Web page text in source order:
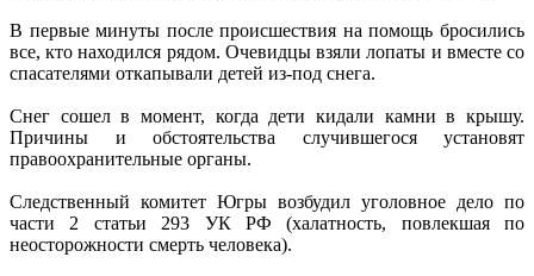
В первые минуты после происшествия на помощь бросились
все, кто находился рядом. Очевидцы взяли лопаты и вместе со
спасателями откапывали детей из-под снега.
Снег сошел в момент, когда дети кидали камни в крышу.
Причины и обстоятельства случившегося установят
правоохранительные органы.
Следственный комитет Югры возбудил уголовное дело по
части 2 статьи 293 УК РФ (халатность, повлекшая по
неосторожности смерть человека).